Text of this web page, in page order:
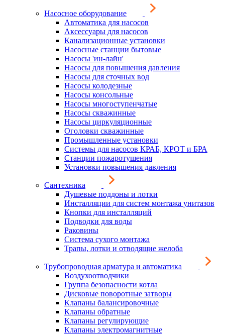
Насосное оборудование
Автоматика для насосов
Аксессуары для насосов
Канализационные установки
Насосные станции бытовые
Насосы 'ин-лайн'
Насосы для повышения давления
Насосы для сточных вод
Насосы колодезные
Насосы консольные
Насосы многоступенчатые
Насосы скважинные
Насосы циркуляционные
Оголовки скважинные
Промышленные установки
Системы для насосов КРАБ, КРОТ и БРА
Станции пожаротушения
Установки повышения давления
Сантехника
Душевые поддоны и лотки
Инсталляции для систем монтажа унитазов
Кнопки для инсталляций
Подводки для воды
Раковины
Система сухого монтажа
Трапы, лотки и отводящие желоба
Трубопроводная арматура и автоматика
Воздухоотводчики
Группа безопасности котла
Дисковые поворотные затворы
Клапаны балансировочные
Клапаны обратные
Клапаны регулирующие
Клапаны электромагнитные